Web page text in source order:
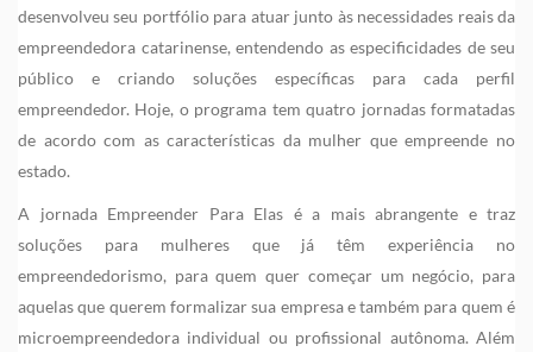
desenvolveu seu portfólio para atuar junto às necessidades reais da
empreendedora catarinense, entendendo as especificidades de seu
público e criando soluções específicas para cada perfil
empreendedor. Hoje, o programa tem quatro jornadas formatadas
de acordo com as características da mulher que empreende no
estado.
A jornada Empreender Para Elas é a mais abrangente e traz
soluções para mulheres que já têm experiência no
empreendedorismo, para quem quer começar um negócio, para
aquelas que querem formalizar sua empresa e também para quem é
microempreendedora individual ou profissional autônoma. Além